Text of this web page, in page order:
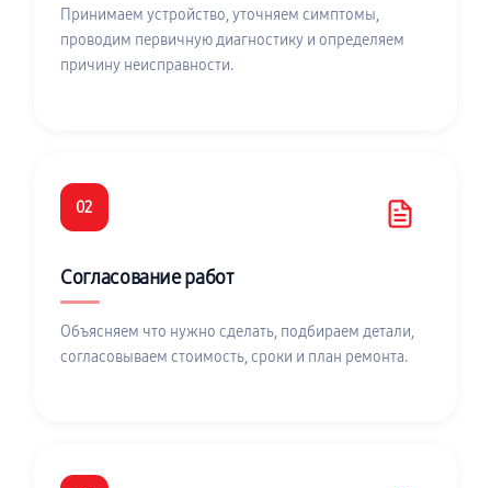
Принимаем устройство, уточняем симптомы,
проводим первичную диагностику и определяем
причину неисправности.
02
Согласование работ
Объясняем что нужно сделать, подбираем детали,
согласовываем стоимость, сроки и план ремонта.